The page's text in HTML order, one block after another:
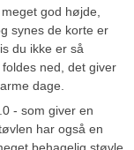
god højde,
synes de korte er
du ikke er så
ned, det giver
dage.
- som giver en
har også en
behagelig støvle